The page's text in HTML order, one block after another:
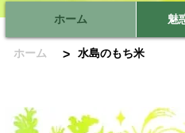
ホーム 魅
ホーム > 水島のもち米